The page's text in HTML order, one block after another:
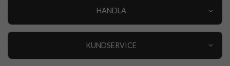
HANDLA
KUNDSERVICE